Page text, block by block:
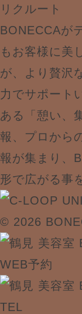
リクルート
BONECCAが
もお客様に美
が、より贅沢
力でサポート
ある「憩い、
報、プロから
報が集まり、
形で広がる事
© 2026
WEB予約
TEL